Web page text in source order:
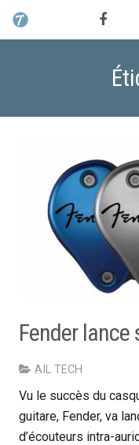
ALEX HALIMI
Fender lance
AIL TECH
Vu le succès du
guitare, Fender, va
d’écouteurs intra-